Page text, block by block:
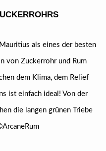
als eines der besten
von Zuckerrohr und Rum
dem Klima, dem Relief
ist einfach ideal! Von der
die langen grünen Triebe